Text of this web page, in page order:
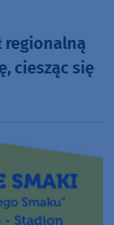
regionalną
ciesząc się